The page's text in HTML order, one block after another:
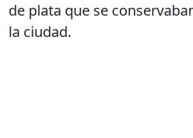
de plata que se
la ciudad.